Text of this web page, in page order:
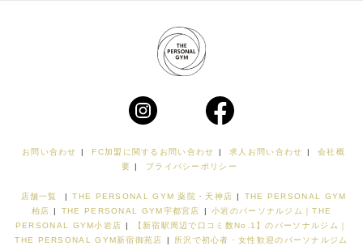
お問い合わせ | FC加盟に関するお問い合わせ | 求人お問い合わせ |
会社概
要 | プライバシーポリシー
店舗一覧 | THE PERSONAL GYM 薬院・天神店 |
THE PERSONAL GYM
柏店 | THE PERSONAL GYM宇都宮店 |
小岩のパーソナルジム｜THE
PERSONAL GYM小岩店 |
【新宿駅周辺で口コミ数No.1】のパーソナルジム｜
THE PERSONAL GYM新宿御苑店
|
所沢で初心者・女性歓迎のパーソナルジム